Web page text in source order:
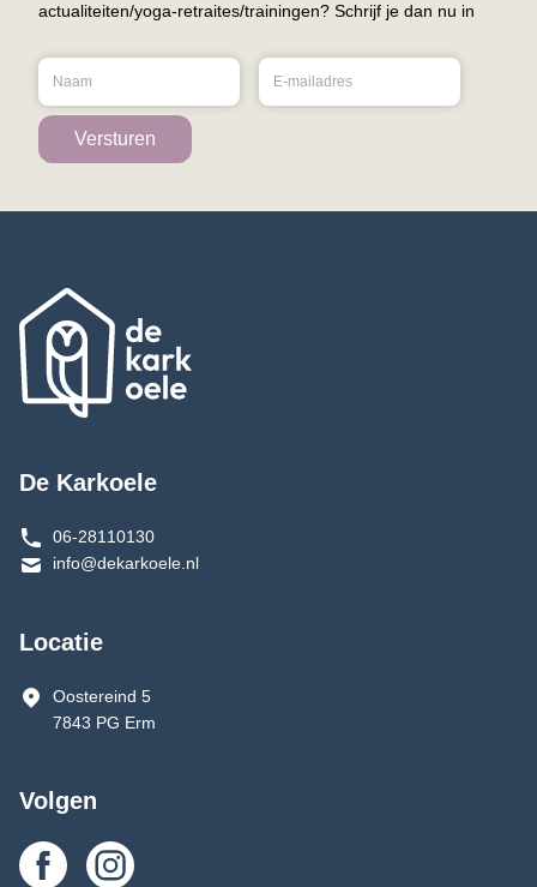
actualiteiten/yoga-retraites/trainingen? Schrijf je dan nu in
De Karkoele
06-28110130
info@dekarkoele.nl
Locatie
Oostereind 5
7843 PG Erm
Volgen